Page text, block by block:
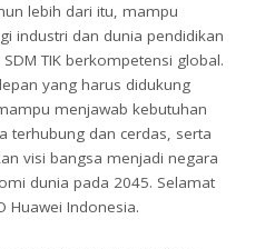
lebih dari itu, mampu
industri dan dunia pendidikan
TIK berkompetensi global.
yang harus didukung
menjawab kebutuhan
terhubung dan cerdas, serta
visi bangsa menjadi negara
dunia pada 2045. Selamat
Huawei Indonesia.